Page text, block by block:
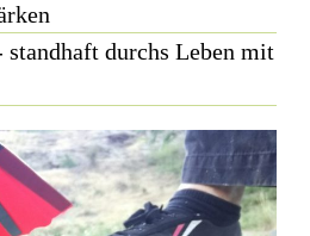
standhaft durchs Leben mit